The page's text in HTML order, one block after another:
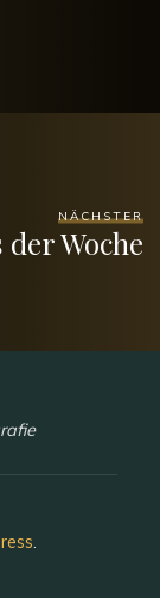
NÄCHSTER
der Woche